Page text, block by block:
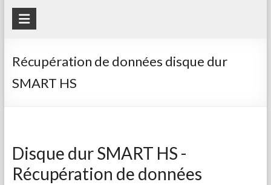
Récupération de données disque dur
SMART HS
Disque dur SMART HS -
Récupération de données